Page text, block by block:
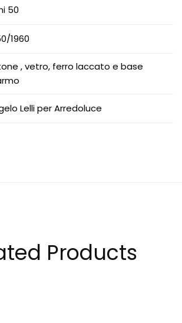
50
1960
, vetro, ferro laccato e base
Lelli per Arredoluce
Products